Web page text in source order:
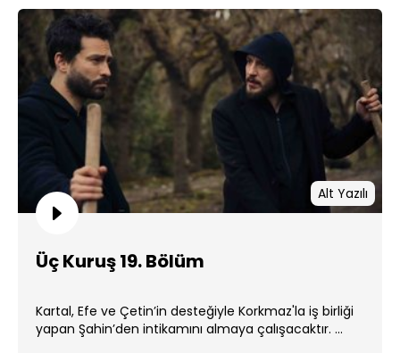
Alt Yazılı
Üç Kuruş 19. Bölüm
Kartal, Efe ve Çetin’in desteğiyle Korkmaz'la iş birliği
yapan Şahin’den intikamını almaya çalışacaktır. ...